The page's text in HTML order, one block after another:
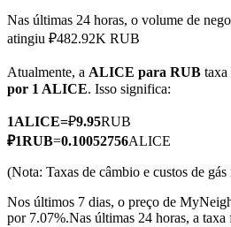
TradFi
Derivativos de ações, câmbio,
Futuros de USDC
Nas últimas 24 horas, o volume de
atingiu ₽482.92K RUB
Atualmente, a ALICE para RUB taxa
por 1 ALICE. Isso significa:
1ALICE=₽9.95RUB
₽1RUB=0.10052756ALICE
(Nota: Taxas de câmbio e custos de
Nos últimos 7 dias, o preço de
por 7.07%.Nas últimas 24 horas, a